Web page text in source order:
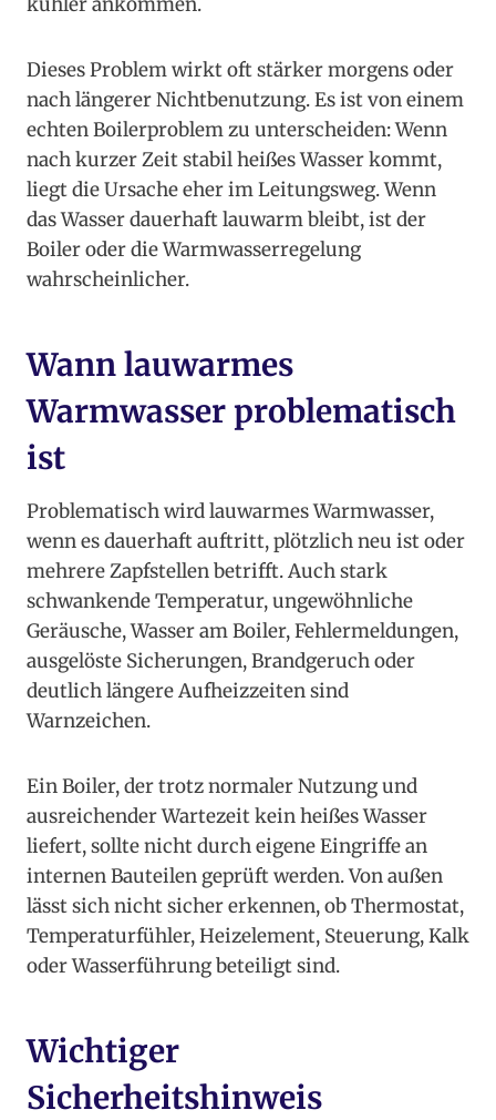
Dieses Problem wirkt oft stärker morgens oder
nach längerer Nichtbenutzung. Es ist von einem
echten Boilerproblem zu unterscheiden: Wenn
nach kurzer Zeit stabil heißes Wasser kommt,
liegt die Ursache eher im Leitungsweg. Wenn
das Wasser dauerhaft lauwarm bleibt, ist der
Boiler oder die Warmwasserregelung
wahrscheinlicher.
Wann lauwarmes
Warmwasser problematisch
ist
Problematisch wird lauwarmes Warmwasser,
wenn es dauerhaft auftritt, plötzlich neu ist oder
mehrere Zapfstellen betrifft. Auch stark
schwankende Temperatur, ungewöhnliche
Geräusche, Wasser am Boiler, Fehlermeldungen,
ausgelöste Sicherungen, Brandgeruch oder
deutlich längere Aufheizzeiten sind
Warnzeichen.
Ein Boiler, der trotz normaler Nutzung und
ausreichender Wartezeit kein heißes Wasser
liefert, sollte nicht durch eigene Eingriffe an
internen Bauteilen geprüft werden. Von außen
lässt sich nicht sicher erkennen, ob Thermostat,
Temperaturfühler, Heizelement, Steuerung, Kalk
oder Wasserführung beteiligt sind.
Wichtiger
Sicherheitshinweis